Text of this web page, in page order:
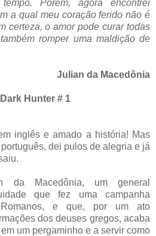
Porém, agora encontrei
a qual meu coração ferido não é
certeza, o amor pode curar todas
romper uma maldição de
Julian da Macedônia
Hunter # 1
inglês e amado a história! Mas
dei pulos de alegria e já
da Macedônia, um general
que fez uma campanha
e que, por um ato
dos deuses gregos, acaba
um pergaminho e a servir como